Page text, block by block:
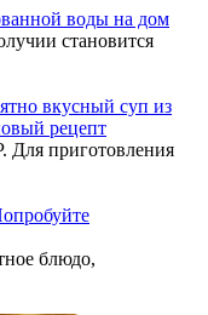
воды на дом
становится
вкусный суп из
рецепт
Для приготовления
блюдо,